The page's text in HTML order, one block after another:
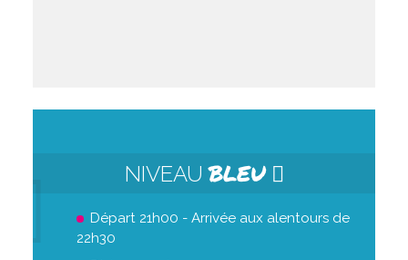
NIVEAUBLEU
Départ 21h00 - Arrivée aux alentours de
22h30